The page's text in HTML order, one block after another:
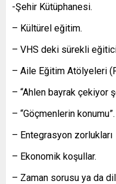
-Şehir Kütüphanesi.
– Kültürel eğitim.
– VHS deki sürekli
– Aile Eğitim Atölyeleri
– “Ahlen bayrak çekiyor
– “Göçmenlerin konumu”.
– Entegrasyon zorlukları
– Ekonomik koşullar.
– Zaman sorusu ya da